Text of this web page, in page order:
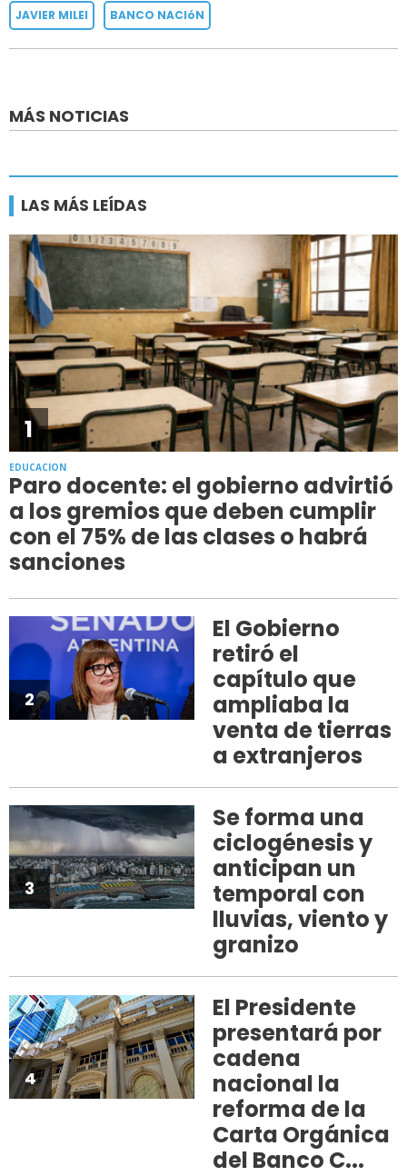
JAVIER MILEI BANCO NACIóN
MÁS NOTICIAS
LAS MÁS LEÍDAS
1
EDUCACION
Paro docente: el gobierno advirtió
a los gremios que deben cumplir
con el 75% de las clases o habrá
sanciones
2
El Gobierno
retiró el
capítulo que
ampliaba la
venta de tierras
a extranjeros
3
Se forma una
ciclogénesis y
anticipan un
temporal con
lluvias, viento y
granizo
4
El Presidente
presentará por
cadena
nacional la
reforma de la
Carta Orgánica
del Banco C...